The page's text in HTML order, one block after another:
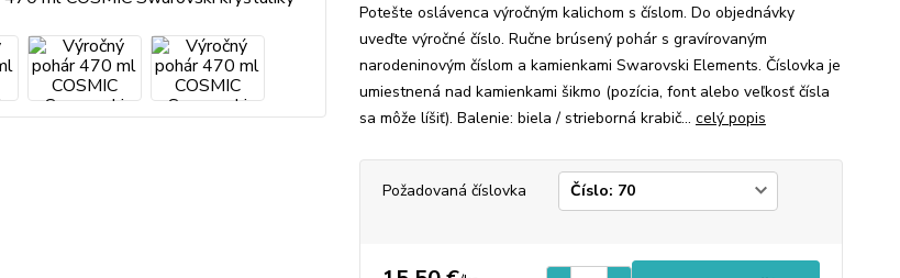
Potešte oslávenca výročným kalichom s číslom. Do objednávky
uveďte výročné číslo. Ručne brúsený pohár s gravírovaným
narodeninovým číslom a kamienkami Swarovski Elements. Číslovka je
umiestnená nad kamienkami šikmo (pozícia, font alebo veľkosť čísla
sa môže líšiť). Balenie: biela / strieborná krabič... celý popis
Požadovaná číslovka